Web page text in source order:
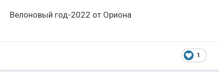
Велоновый год-2022 от Ориона
1